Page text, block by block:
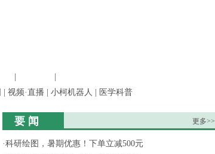
视频·直播 小柯机器人 医学科普
要 闻 更多>>
·科研绘图，暑期优惠！下单立减500元